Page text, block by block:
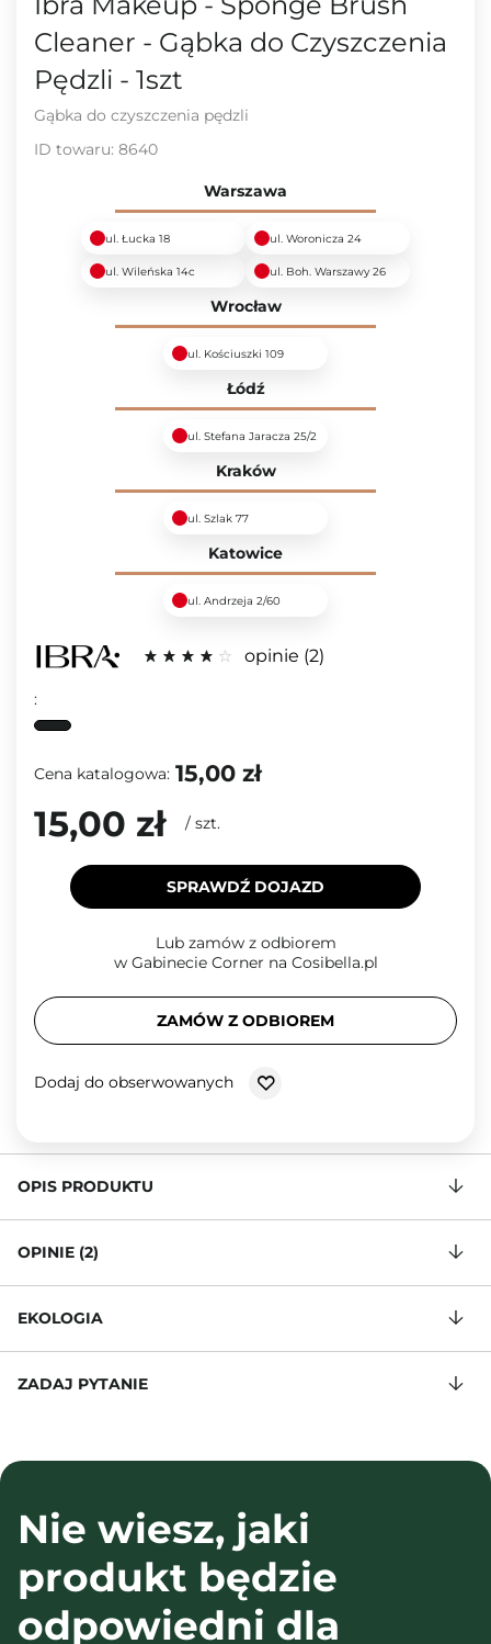
Cleaner - Gąbka do Czyszczenia
Pędzli - 1szt
Gąbka do czyszczenia pędzli
ID towaru: 8640
Warszawa
ul. Łucka 18 ul. Woronicza 24
ul. Wileńska 14c ul. Boh. Warszawy 26
Wrocław
ul. Kościuszki 109
Łódź
ul. Stefana Jaracza 25/2
Kraków
ul. Szlak 77
Katowice
ul. Andrzeja 2/60
opinie 2
:
Cena katalogowa: 15,00 zł
15,00 zł / szt.
SPRAWDŹ DOJAZD
Lub zamów z odbiorem
w Gabinecie Corner na Cosibella.pl
ZAMÓW Z ODBIOREM
Dodaj do obserwowanych
OPIS PRODUKTU
OPINIE (2)
EKOLOGIA
ZADAJ PYTANIE
Nie wiesz, jaki
produkt będzie
odpowiedni dla